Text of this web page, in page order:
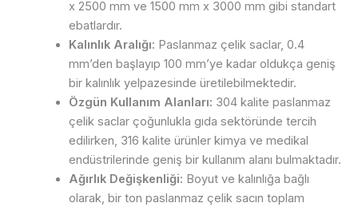
x 2500 mm ve 1500 mm x 3000 mm gibi standart
ebatlardır.
Kalınlık Aralığı: Paslanmaz çelik saclar, 0.4
mm’den başlayıp 100 mm’ye kadar oldukça geniş
bir kalınlık yelpazesinde üretilebilmektedir.
Özgün Kullanım Alanları: 304 kalite paslanmaz
çelik saclar çoğunlukla gıda sektöründe tercih
edilirken, 316 kalite ürünler kimya ve medikal
endüstrilerinde geniş bir kullanım alanı bulmaktadır.
Ağırlık Değişkenliği: Boyut ve kalınlığa bağlı
olarak, bir ton paslanmaz çelik sacın toplam